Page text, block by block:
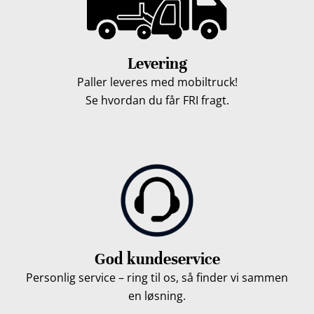
Levering
Paller leveres med mobiltruck!
Se hvordan du får FRI fragt.
God kundeservice
Personlig service – ring til os, så finder vi sammen
en løsning.